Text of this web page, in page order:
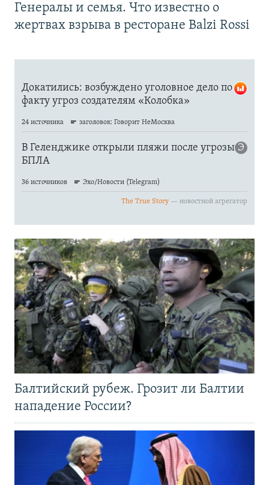
Генералы и семья. Что известно о
жертвах взрыва в ресторане Balzi Rossi
Балтийский рубеж. Грозит ли Балтии
нападение России?